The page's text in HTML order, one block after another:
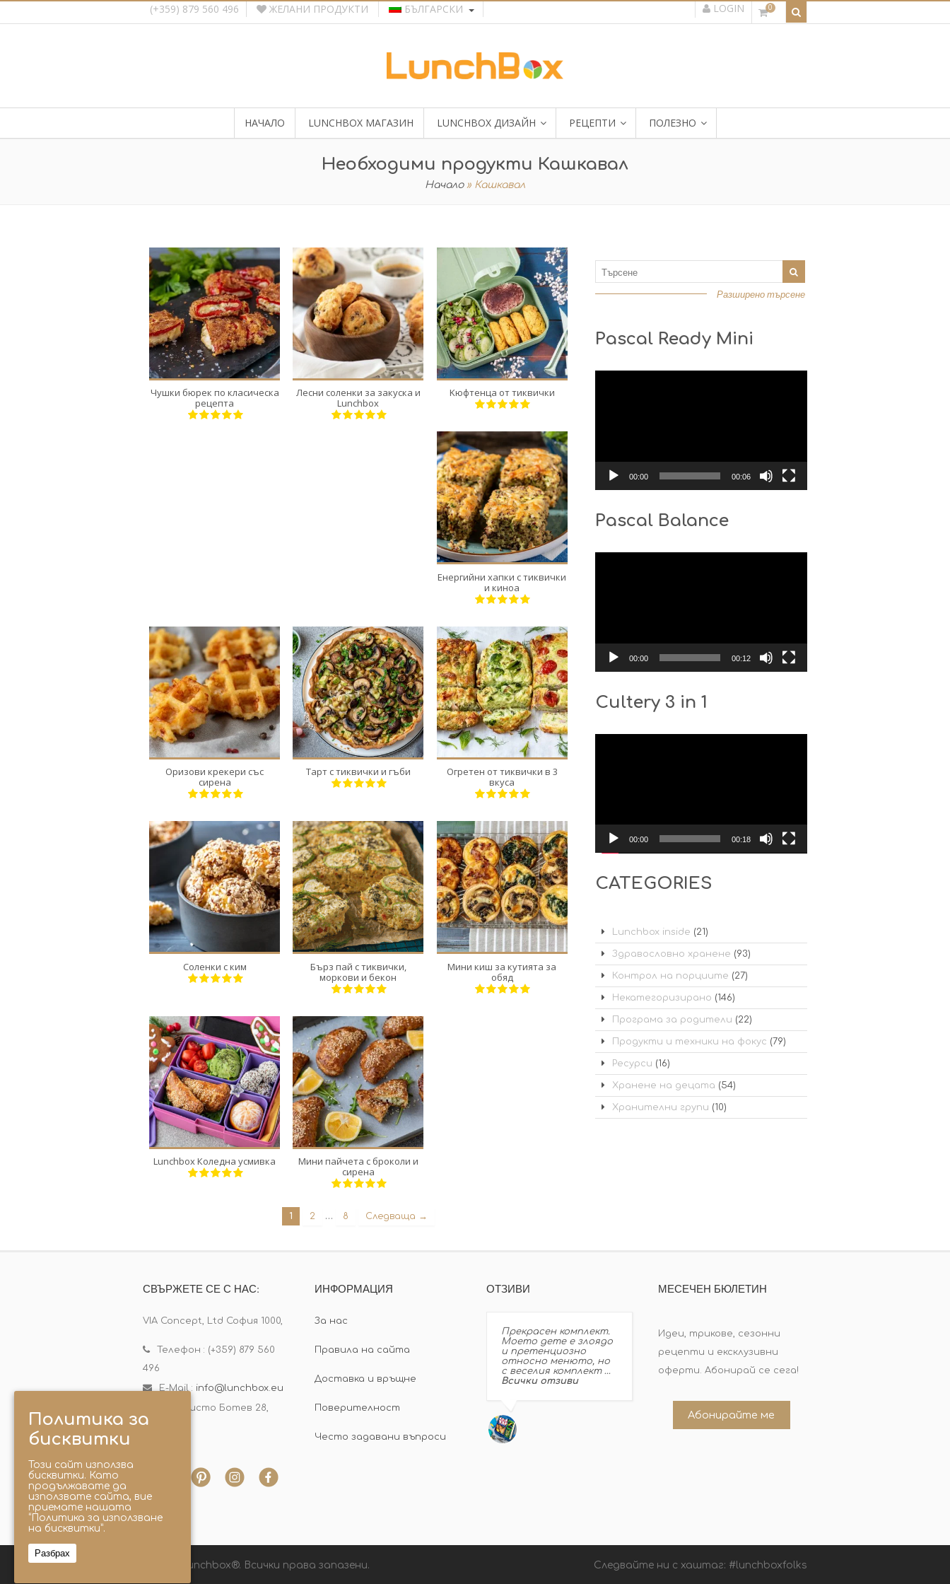
(+359) 879 560 496 ЖЕЛАНИ ПРОДУКТИ БЪЛГАРСКИ LOGIN 0
НАЧАЛО LUNCHBOX МАГАЗИН LUNCHBOX ДИЗАЙН РЕЦЕПТИ ПОЛЕЗНО
Необходими продукти Кашкавал
Начало » Кашкавал
2
2
10 Min
Чушки бюрек по класическа
рецепта
24
6
18 Min
Лесни соленки за закуска и
Lunchbox
12
3
30 Min
Kюфтенца от тиквички
8
4
60 Min
Енергийни хапки с тиквички
и киноа
16
6
15 Min
Оризови крекери със
сирена
6
6
40 Min
Тарт с тиквички и гъби
8
6-8
40 Min
Огретен от тиквички в 3
вкуса
35
7
35 Min
Соленки с ким
8
4
30 Min
Бърз пай с тиквички,
моркови и бекон
24
8
25 Min
Мини киш за кутията за
обяд
1
1
1 Min
Lunchbox Коледна усмивка
8
4
20 Min
Мини пайчета с броколи и
сирена
1 2 … 8 Следваща →
Разширено търсене
Pascal Ready Mini
00:00 00:06
Pascal Balance
00:00 00:12
Cultery 3 in 1
00:00 00:18
CATEGORIES
Lunchbox inside (21)
Здравословно хранене (93)
Контрол на порциите (27)
Некатегоризирано (146)
Програма за родители (22)
Продукти и техники на фокус (79)
Ресурси (16)
Хранене на децата (54)
Хранителни групи (10)
СВЪРЖЕТЕ СЕ С НАС:
VIA Concept, Ltd София 1000,
Телефон : (+359) 879 560
496
E-Mail : info@lunchbox.eu
бул. Христо Ботев 28,
офис 9
ИНФОРМАЦИЯ
За нас
Правила на сайта
Доставка и връщне
Поверителност
Често задавани въпроси
ОТЗИВИ
Прекрасен комплект.
Моето дете е злоядо
и претенциозно
относно менюто, но
с веселия комплект …
Всички отзиви
МЕСЕЧЕН БЮЛЕТИН
Идеи, трикове, сезонни
рецепти и ексклузивни
оферти. Абонирай се сега!
Абонирайте ме
© 2025 Lunchbox®. Всички права запазени. Следвайте ни с хаштаг: #lunchboxfolks
Политика за
бисквитки
Този сайт използва
бисквитки. Като
продължавате да
използвате сайта, вие
приемате нашата
“Политика за използване
на бисквитки”.
Разбрах